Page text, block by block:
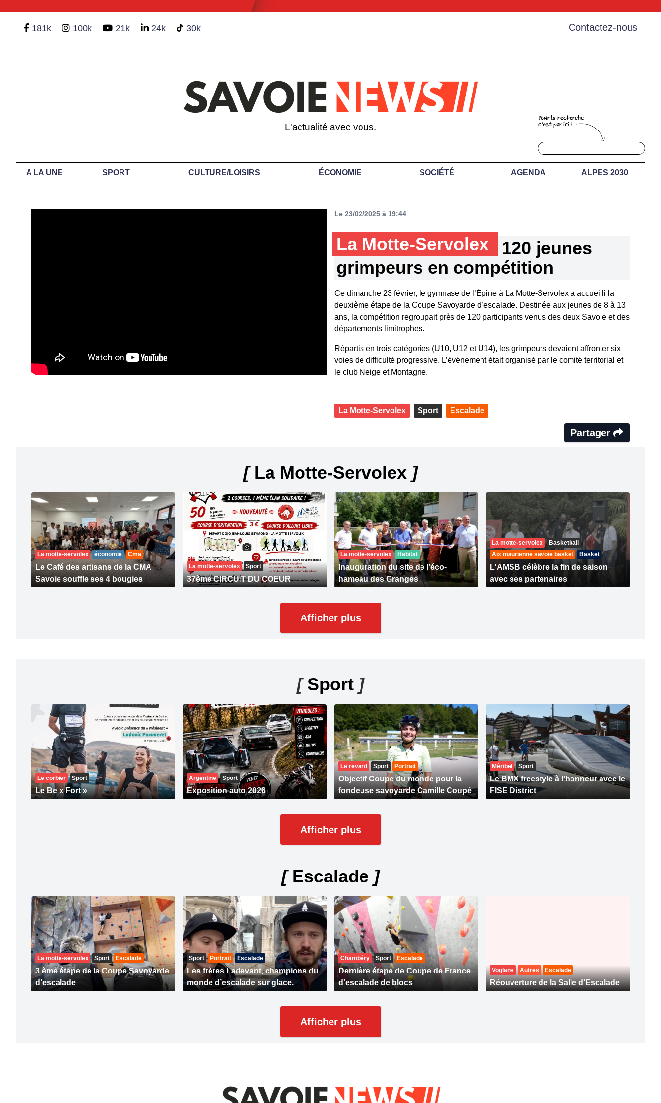
181k 100k 21k 24k 30k Contactez-nous
L'actualité avec vous.
A LA UNE SPORT CULTURE/LOISIRS ÉCONOMIE SOCIÉTÉ AGENDA ALPES 2030
Le 23/02/2025 à 19:44
La Motte-Servolex
120 jeunes
grimpeurs en compétition
Ce dimanche 23 février, le gymnase de l’Épine à La Motte-Servolex a accueilli la
deuxième étape de la Coupe Savoyarde d’escalade. Destinée aux jeunes de 8 à 13
ans, la compétition regroupait près de 120 participants venus des deux Savoie et des
départements limitrophes.
Répartis en trois catégories (U10, U12 et U14), les grimpeurs devaient affronter six
voies de difficulté progressive. L’événement était organisé par le comité territorial et
le club Neige et Montagne.
La Motte-Servolex Sport Escalade
Partager
[La Motte-Servolex ]
La motte-servolex économie Cma
Le Café des artisans de la CMA
Savoie souffle ses 4 bougies
La motte-servolex Sport
37ème CIRCUIT DU COEUR
La motte-servolex Habitat
Inauguration du site de l’éco-
hameau des Granges
La motte-servolex
Basketball
Aix maurienne savoie basket
Basket
L'AMSB célèbre la fin de saison
avec ses partenaires
Afficher plus
[Sport ]
Le corbier Sport
Le Be « Fort »
Argentine Sport
Exposition auto 2026
Le revard Sport Portrait
Objectif Coupe du monde pour la
fondeuse savoyarde Camille Coupé
Méribel Sport
Le BMX freestyle à l'honneur avec le
FISE District
Afficher plus
[Escalade ]
La motte-servolex Sport Escalade
3 ème étape de la Coupe Savoyarde
d’escalade
Sport Portrait Escalade
Les frères Ladevant, champions du
monde d’escalade sur glace.
Chambéry Sport Escalade
Dernière étape de Coupe de France
d'escalade de blocs
Voglans Autres Escalade
Réouverture de la Salle d'Escalade
Afficher plus